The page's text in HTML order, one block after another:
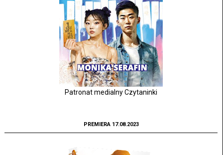
Patronat medialny Czytaninki
PREMIERA 17.08.2023